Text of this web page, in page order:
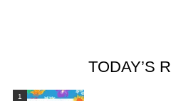
TODAY’S
1